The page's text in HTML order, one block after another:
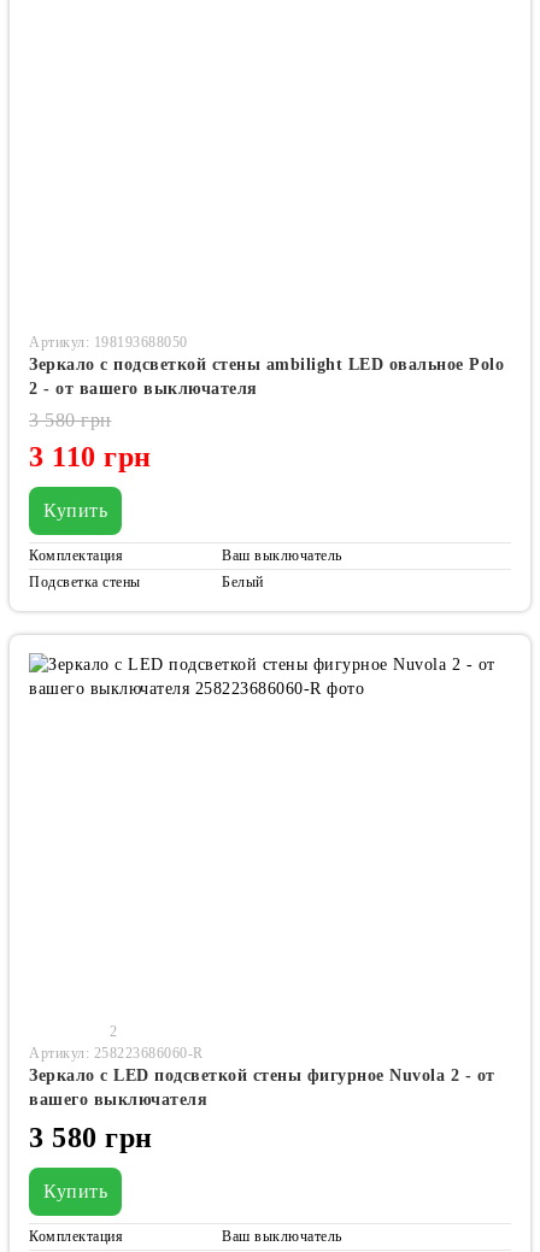
Артикул: 198193688050
Зеркало с подсветкой стены ambilight LED овальное Polo
2 - от вашего выключателя
3 110 грн
3 580 грн
Купить
Комплектация
Ваш выключатель
Подсветка стены
Белый
2
Артикул: 258223686060-R
Зеркало с LED подсветкой стены фигурное Nuvola 2 - от
вашего выключателя
3 580 грн
Купить
Комплектация Ваш выключатель